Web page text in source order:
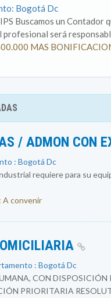
Bogotá Dc
Buscamos un Contador
será
MAS
/ ADMON CON
: Bogotá Dc
requiere para su
A convenir
: Bogotá Dc
CON
PRIORITARIA